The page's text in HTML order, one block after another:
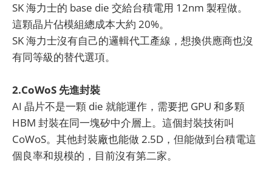
SK 海力士的 base die 交給台積電用 12nm 製程做。
這顆晶片佔模組總成本大約 20%。
SK 海力士沒有自己的邏輯代工產線，想換供應商也沒
有同等級的替代選項。
2.CoWoS 先進封裝
AI 晶片不是一顆 die 就能運作，需要把 GPU 和多顆
HBM 封裝在同一塊矽中介層上。這個封裝技術叫
CoWoS。其他封裝廠也能做 2.5D，但能做到台積電這
個良率和規模的，目前沒有第二家。